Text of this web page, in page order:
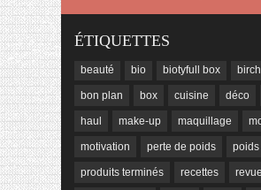
ÉTIQUETTES
beauté bio biotyfull box
bon plan box cuisine déco
haul make-up maquillage
motivation perte de poids poids
produits terminés recettes revue